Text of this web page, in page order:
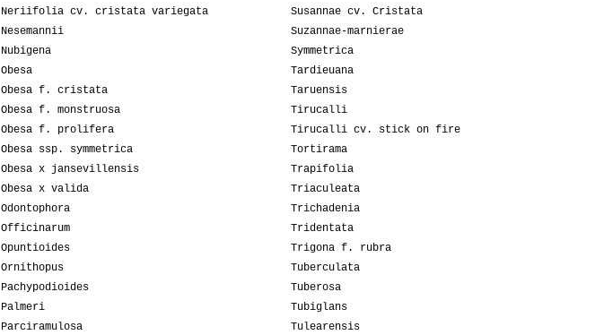
Neriifolia cv. cristata variegata
Nesemannii
Nubigena
Obesa
Obesa f. cristata
Obesa f. monstruosa
Obesa f. prolifera
Obesa ssp. symmetrica
Obesa x jansevillensis
Obesa x valida
Odontophora
Officinarum
Opuntioides
Ornithopus
Pachypodioides
Palmeri
Parciramulosa
Susannae cv. Cristata
Suzannae-marnierae
Symmetrica
Tardieuana
Taruensis
Tirucalli
Tirucalli cv. stick on fire
Tortirama
Trapifolia
Triaculeata
Trichadenia
Tridentata
Trigona f. rubra
Tuberculata
Tuberosa
Tubiglans
Tulearensis